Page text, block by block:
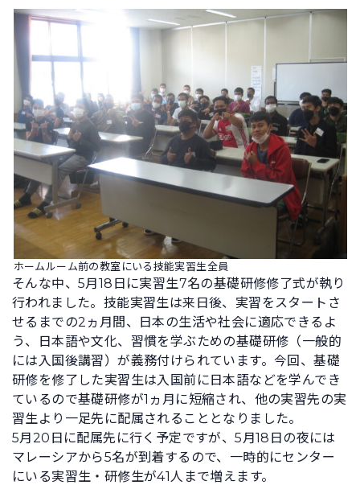
ホームルーム前の教室にいる技能実習生全員
そんな中、5月18日に実習生7名の基礎研修修了式が執り
行われました。技能実習生は来日後、実習をスタートさ
せるまでの2ヵ月間、日本の生活や社会に適応できるよ
う、日本語や文化、習慣を学ぶための基礎研修（一般的
には入国後講習）が義務付けられています。今回、基礎
研修を修了した実習生は入国前に日本語などを学んでき
ているので基礎研修が1ヵ月に短縮され、他の実習先の実
習生より一足先に配属されることとなりました。
5月20日に配属先に行く予定ですが、5月18日の夜には
マレーシアから5名が到着するので、一時的にセンター
にいる実習生・研修生が41人まで増えます。